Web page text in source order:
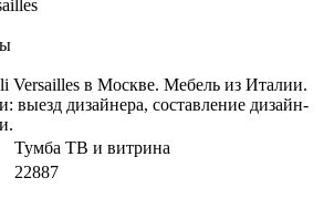
в Москве. Мебель из Италии.
выезд дизайнера, составление дизайн-
Тумба ТВ и витрина
22887